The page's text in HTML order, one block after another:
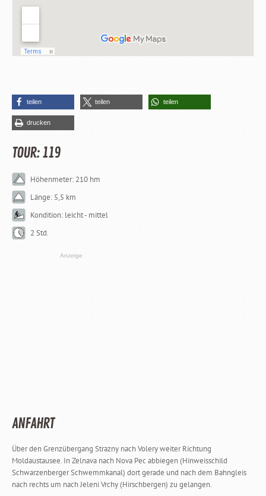
teilen teilen teilen
drucken
TOUR: 119
Höhenmeter: 210 hm
Länge: 5,5 km
Kondition: leicht - mittel
2 Std.
Anzeige
ANFAHRT
Über den Grenzübergang Strazny nach Volery weiter Richtung
Moldaustausee. In Zelnava nach Nova Pec abbiegen (Hinweisschild
Schwarzenberger Schwemmkanal) dort gerade und nach dem Bahngleis
nach rechts um nach Jeleni Vrchy (Hirschbergen) zu gelangen.